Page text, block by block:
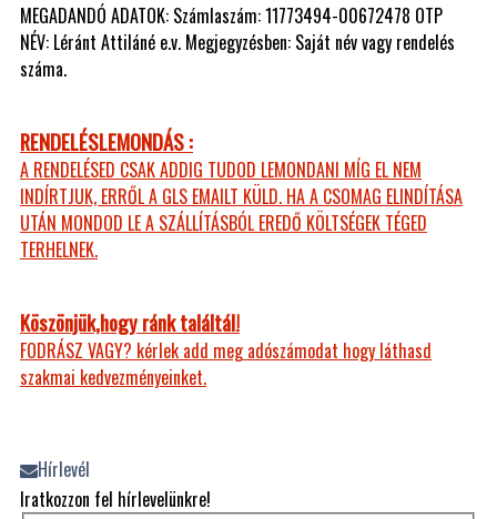
MEGADANDÓ ADATOK: Számlaszám: 11773494-00672478 OTP
NÉV: Léránt Attiláné e.v. Megjegyzésben: Saját név vagy rendelés
száma.
RENDELÉSLEMONDÁS :
A RENDELÉSED CSAK ADDIG TUDOD LEMONDANI MÍG EL NEM
INDÍRTJUK, ERRŐL A GLS EMAILT KÜLD. HA A CSOMAG ELINDÍTÁSA
UTÁN MONDOD LE A SZÁLLÍTÁSBÓL EREDŐ KÖLTSÉGEK TÉGED
TERHELNEK.
Köszönjük,hogy ránk találtál!
FODRÁSZ VAGY? kérlek add meg adószámodat hogy láthasd
szakmai kedvezményeinket.
Hírlevél
Iratkozzon fel hírlevelünkre!